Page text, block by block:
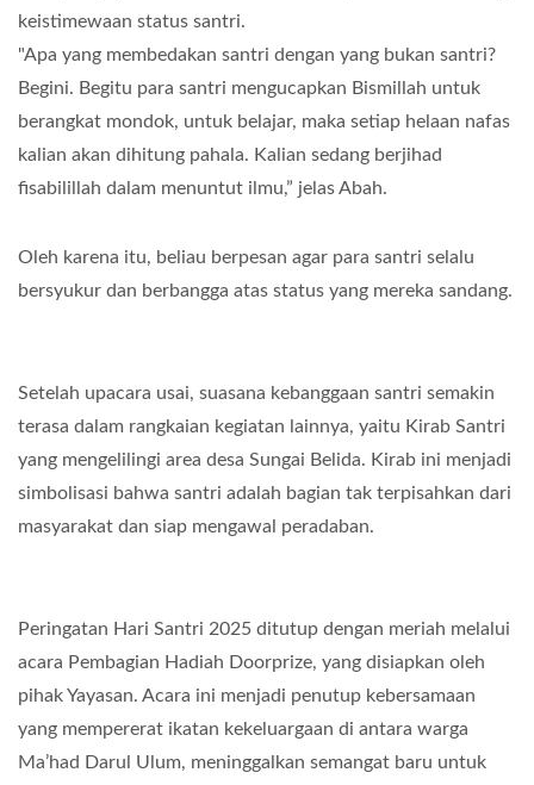
keistimewaan status santri.
"Apa yang membedakan santri dengan yang bukan santri?
Begini. Begitu para santri mengucapkan Bismillah untuk
berangkat mondok, untuk belajar, maka setiap helaan nafas
kalian akan dihitung pahala. Kalian sedang berjihad
fisabilillah dalam menuntut ilmu,” jelas Abah.
Oleh karena itu, beliau berpesan agar para santri selalu
bersyukur dan berbangga atas status yang mereka sandang.
Setelah upacara usai, suasana kebanggaan santri semakin
terasa dalam rangkaian kegiatan lainnya, yaitu Kirab Santri
yang mengelilingi area desa Sungai Belida. Kirab ini menjadi
simbolisasi bahwa santri adalah bagian tak terpisahkan dari
masyarakat dan siap mengawal peradaban.
Peringatan Hari Santri 2025 ditutup dengan meriah melalui
acara Pembagian Hadiah Doorprize, yang disiapkan oleh
pihak Yayasan. Acara ini menjadi penutup kebersamaan
yang mempererat ikatan kekeluargaan di antara warga
Ma’had Darul Ulum, meninggalkan semangat baru untuk